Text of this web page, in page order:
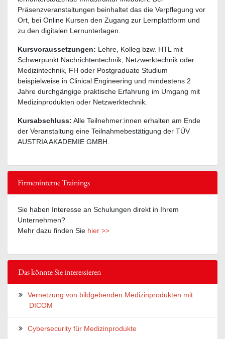
Präsenzveranstaltungen beinhaltet das die Verpflegung vor
Ort, bei Online Kursen den Zugang zur Lernplattform und
zu den digitalen Lernunterlagen.
Kursvoraussetzungen: Lehre, Kolleg bzw. HTL mit
Schwerpunkt Nachrichtentechnik, Netzwerktechnik oder
Medizintechnik, FH oder Postgraduate Studium
beispielweise in Clinical Engineering und mindestens 2
Jahre durchgängige praktische Erfahrung im Umgang mit
Medizinprodukten oder Netzwerktechnik.
Kursabschluss: Alle Teilnehmer:innen erhalten am Ende
der Veranstaltung eine Teilnahmebestätigung der TÜV
AUSTRIA AKADEMIE GMBH.
Firmeninterne Trainings
Sie haben Interesse an Schulungen direkt in Ihrem
Unternehmen?
Mehr dazu finden Sie hier >>
Das könnte Sie interessieren
Vernetzung von bildgebenden Medizinprodukten mit
DICOM
Cybersecurity für Medizinprodukte